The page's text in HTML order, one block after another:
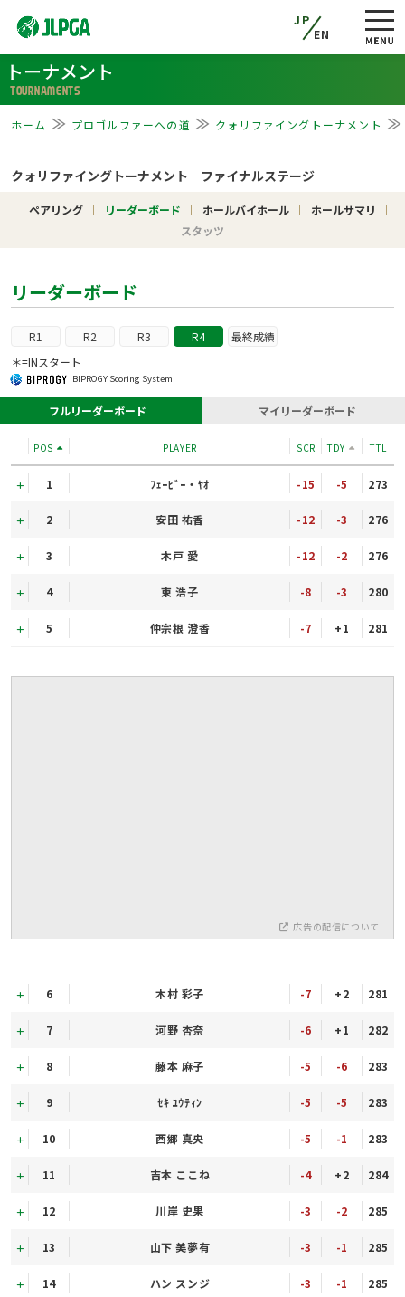
JP
EN
トーナメント
TOURNAMENTS
ホーム プロゴルファーへの道 クォリファイングトーナメント
クォリファイングトーナメント ファイナルステージ
ペアリング リーダーボード ホールバイホール
ホールサマリ
スタッツ
リーダーボード
R1 R2 R3 R4 最終成績
BIPROGY Scoring System
＊=INスタート
フルリーダーボード マイリーダーボード
POS PLAYER SCR TDY TTL
1 ﾌｪｰﾋﾞｰ・ﾔｵ -15 -5 273
2 安田 祐香 -12 -3 276
3 木戸 愛 -12 -2 276
4 東 浩子 -8 -3 280
5 仲宗根 澄香 -7 +1 281
広告の配信について
6 木村 彩子 -7 +2 281
7 河野 杏奈 -6 +1 282
8 藤本 麻子 -5 -6 283
9 ｾｷ ﾕｳﾃｨﾝ -5 -5 283
10 西郷 真央 -5 -1 283
11 吉本 ここね -4 +2 284
12 川岸 史果 -3 -2 285
13 山下 美夢有 -3 -1 285
14 ハン スンジ -3 -1 285